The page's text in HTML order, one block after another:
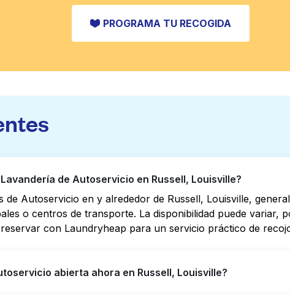
PROGRAMA TU RECOGIDA
de Autoservicio en Russell, Louisville?
de Autoservicio en y alrededor de Russell, Louisville,
o centros de transporte. La disponibilidad puede variar,
con Laundryheap para un servicio práctico de
abierta ahora en Russell, Louisville?